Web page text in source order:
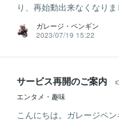
り、再始動出来なくなり
ガレージ・ペンギン
2023/07/19 15:22
サービス再開のご案内
エンタメ・趣味
こんにちは。ガレージペ